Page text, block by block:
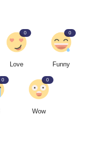
Love
0
Funny
0
0
Wow
0